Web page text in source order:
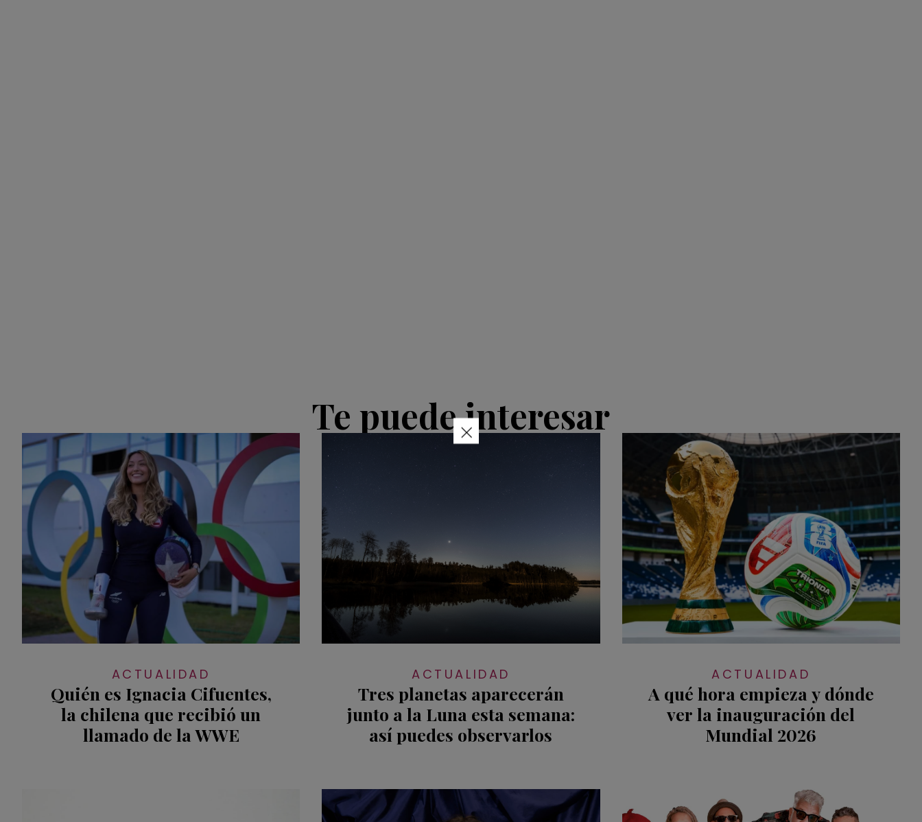
Te puede interesar
ACTUALIDAD
Quién es Ignacia Cifuentes,
la chilena que recibió un
llamado de la WWE
ACTUALIDAD
Tres planetas aparecerán
junto a la Luna esta semana:
así puedes observarlos
ACTUALIDAD
A qué hora empieza y dónde
ver la inauguración del
Mundial 2026
×